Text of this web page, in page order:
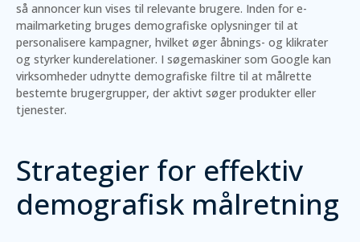
så annoncer kun vises til relevante brugere. Inden for e-
mailmarketing bruges demografiske oplysninger til at
personalisere kampagner, hvilket øger åbnings- og klikrater
og styrker kunderelationer. I søgemaskiner som Google kan
virksomheder udnytte demografiske filtre til at målrette
bestemte brugergrupper, der aktivt søger produkter eller
tjenester.
Strategier for effektiv
demografisk målretning